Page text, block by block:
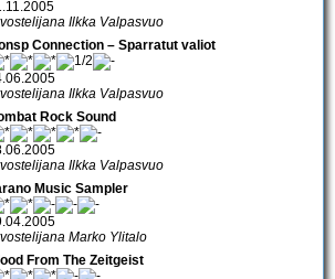
Ilkka Valpasvuo
Connection – Sparratut valiot
Ilkka Valpasvuo
Rock Sound
Ilkka Valpasvuo
Music Sampler
Marko Ylitalo
From The Zeitgeist